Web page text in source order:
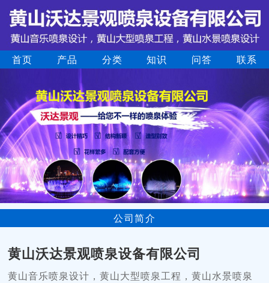
首页 产品 分类 知识 问答 联系
公司简介
黄山沃达景观喷泉设备有限公司
黄山音乐喷泉设计，黄山大型喷泉工程，黄山水景喷泉